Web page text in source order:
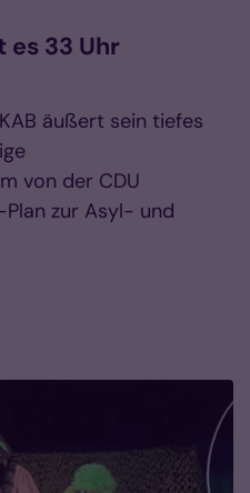
es 33 Uhr
äußert sein tiefes
von der CDU
zur Asyl- und